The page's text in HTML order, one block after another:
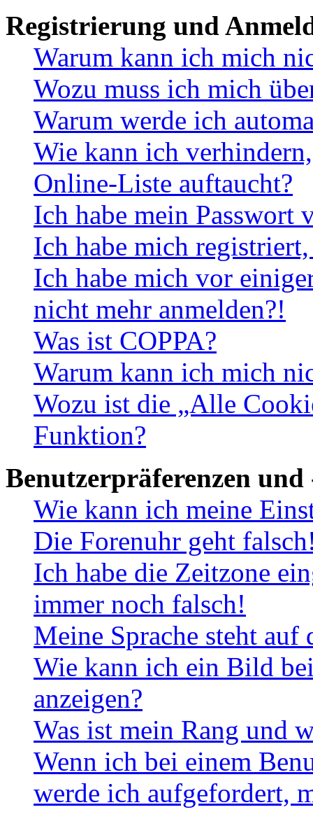
Registrierung und
Warum kann ich mich
Wozu muss ich mich
Warum werde ich
Wie kann ich
Online-Liste auftaucht?
Ich habe mein Passwort
Ich habe mich
Ich habe mich vor
nicht mehr anmelden?!
Was ist COPPA?
Warum kann ich mich
Wozu ist die „Alle
Funktion?
Benutzerpräferenzen und
Wie kann ich meine
Die Forenuhr geht
Ich habe die Zeitzone
immer noch falsch!
Meine Sprache steht
Wie kann ich ein Bild
anzeigen?
Was ist mein Rang und
Wenn ich bei einem
werde ich aufgefordert,